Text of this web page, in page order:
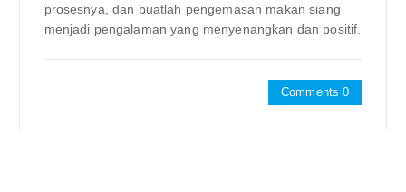
prosesnya, dan buatlah pengemasan makan siang
menjadi pengalaman yang menyenangkan dan positif.
Comments 0